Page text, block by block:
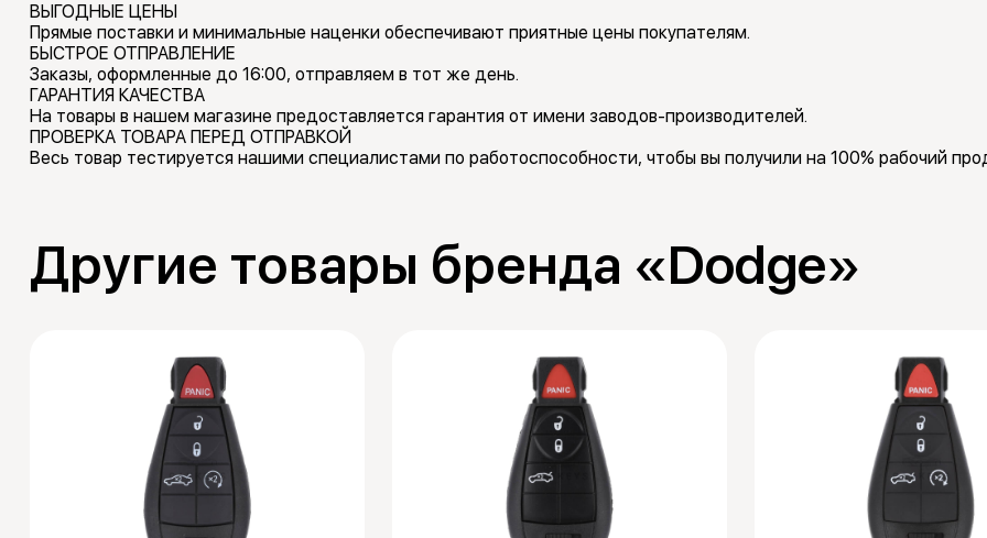
ВЫГОДНЫЕ ЦЕНЫ
Прямые поставки и минимальные наценки обеспечивают приятные цены покупателям.
БЫСТРОЕ ОТПРАВЛЕНИЕ
Заказы, оформленные до 16:00, отправляем в тот же день.
ГАРАНТИЯ КАЧЕСТВА
На товары в нашем магазине предоставляется гарантия от имени заводов-производителей.
ПРОВЕРКА ТОВАРА ПЕРЕД ОТПРАВКОЙ
Весь товар тестируется нашими специалистами по работоспособности, чтобы вы получили на 100% рабочий
Другие товары бренда «Dodge»